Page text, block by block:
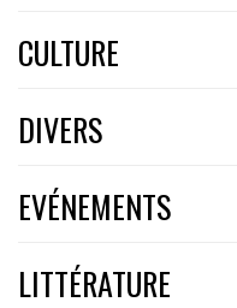
CULTURE
DIVERS
EVÉNEMENTS
LITTÉRATURE